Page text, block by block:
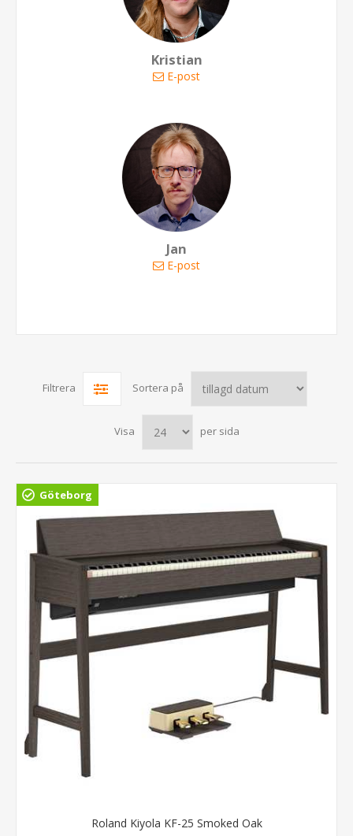
Kristian
E-post
Jan
E-post
Filtrera Sortera på
Visa per sida
Göteborg
Roland Kiyola KF-25 Smoked Oak